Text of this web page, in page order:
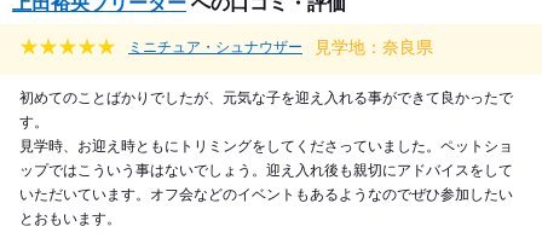
ミニチュア・シュナウザー 見学地：奈良県
初めてのことばかりでしたが、元気な子を迎え入れる事ができて良かったで
す。
見学時、お迎え時ともにトリミングをしてくださっていました。ペットショ
ップではこういう事はないでしょう。迎え入れ後も親切にアドバイスをして
いただいています。オフ会などのイベントもあるようなのでぜひ参加したい
とおもいます。